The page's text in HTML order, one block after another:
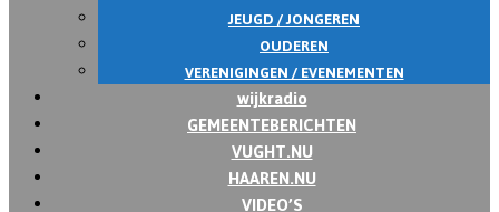
JEUGD / JONGEREN
OUDEREN
VERENIGINGEN / EVENEMENTEN
wijkradio
GEMEENTEBERICHTEN
VUGHT.NU
HAAREN.NU
VIDEO’S